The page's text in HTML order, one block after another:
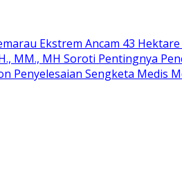
Ekstrem Ancam 43
MM., MH Soroti Pentingnya
Penyelesaian Sengketa Medis